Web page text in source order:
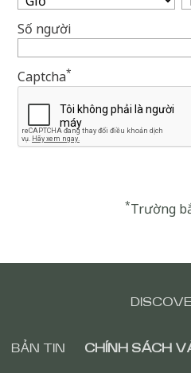
Số người
Captcha*
*Trường
BẢN TIN CHÍNH SÁCH